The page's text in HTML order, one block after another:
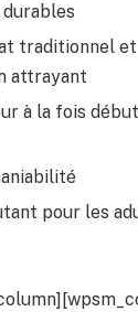
traditionnel
attrayant
à la fois
pour les